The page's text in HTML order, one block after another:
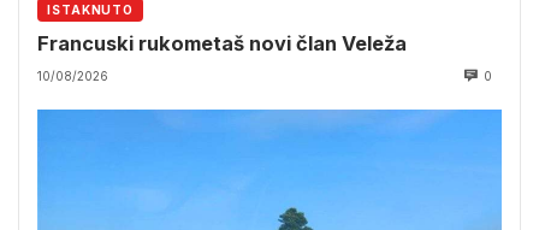
ISTAKNUTO
Francuski rukometaš novi član Veleža
10/08/2026 0